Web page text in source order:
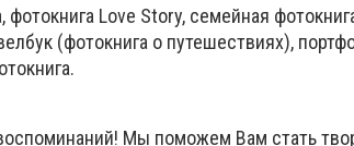
Love Story, семейная
(фотокнига о путешествиях),
Мы поможем Вам стать